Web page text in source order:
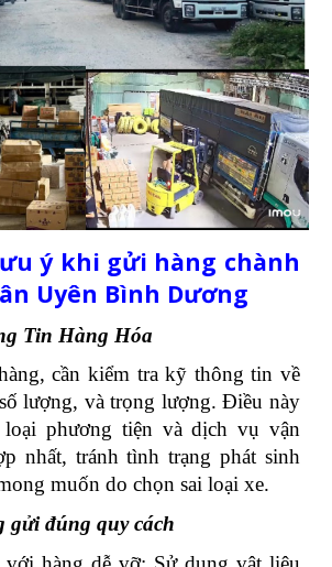
ý khi gửi hàng chành
Uyên Bình Dương
Tin Hàng Hóa
cần kiểm tra kỹ thông tin về
lượng, và trọng lượng. Điều này
phương tiện và dịch vụ vận
nhất, tránh tình trạng phát sinh
muốn do chọn sai loại xe.
gửi đúng quy cách